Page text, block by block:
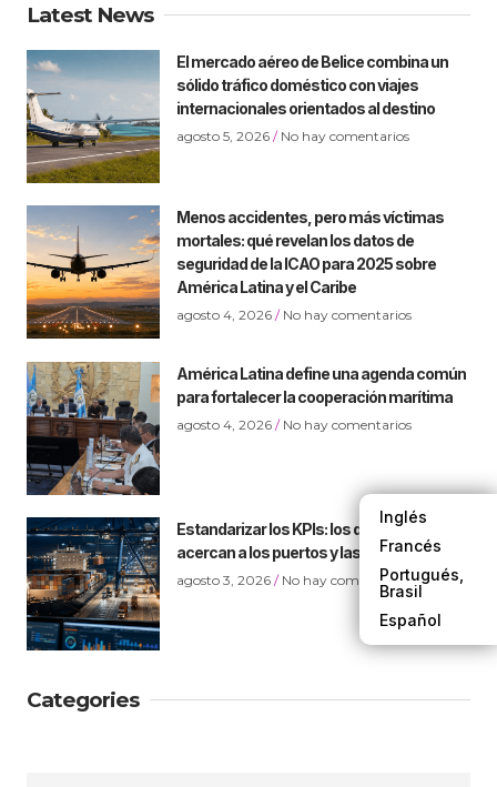
Latest News
El mercado aéreo de Belice combina un
sólido tráfico doméstico con viajes
internacionales orientados al destino
agosto 5, 2026 No hay comentarios
Menos accidentes, pero más víctimas
mortales: qué revelan los datos de
seguridad de la ICAO para 2025 sobre
América Latina y el Caribe
agosto 4, 2026 No hay comentarios
América Latina define una agenda común
para fortalecer la cooperación marítima
agosto 4, 2026 No hay comentarios
Estandarizar los KPIs: los datos que
acercan a los puertos y las navieras
agosto 3, 2026 No hay comentarios
Categories
Inglés
Francés
Portugués,
Brasil
Español